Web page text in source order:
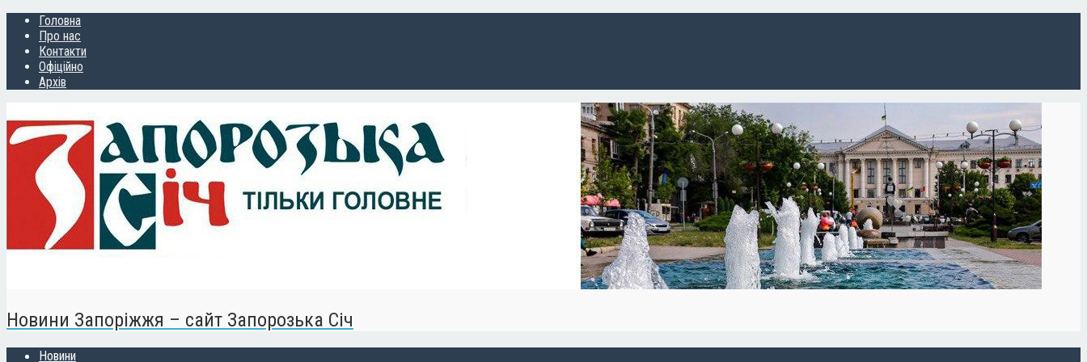
Головна
Про нас
Контакти
Офіційно
Архів
Новини Запоріжжя – сайт Запорозька Січ
Новини